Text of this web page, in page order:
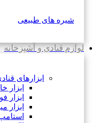
شیره های طبیعی
لوازم قنادی و آشپزخانه
ابزارهای
ابزار
ابزار
ابزار